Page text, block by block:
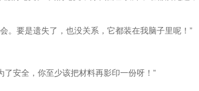
要是遗失了，也没关系，它都装在我脑子里呢！”
安全，你至少该把材料再影印一份呀！”